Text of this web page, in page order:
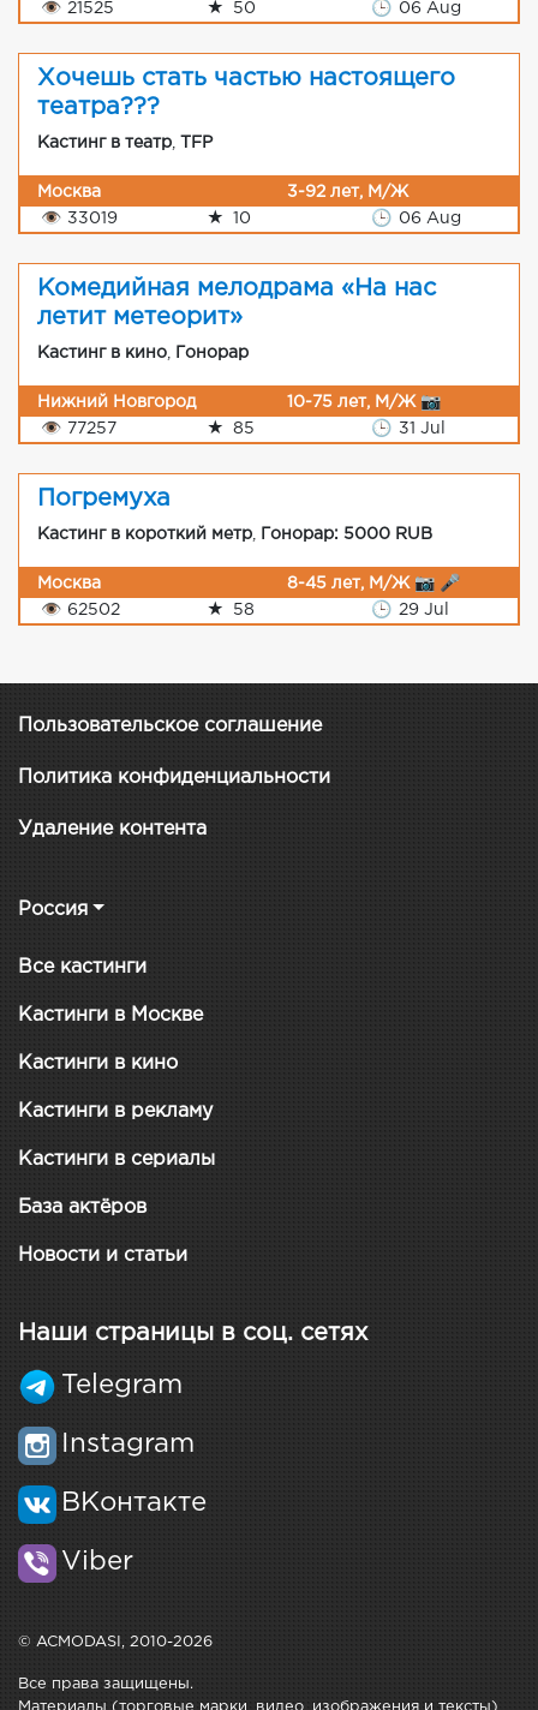
👁 21525 ★ 50 🕒 06 Aug
Хочешь стать частью настоящего
театра???
Кастинг в театр TFP
Москва
3-92 лет, М/Ж
👁 33019 ★ 10 🕒 06 Aug
Комедийная мелодрама «На нас
летит метеорит»
Кастинг в кино Гонорар
Нижний Новгород
10-75 лет, М/Ж 📷
👁
77257 ★ 85 🕒 31 Jul
Погремуха
Кастинг в короткий метр Гонорар: 5000 RUB
Москва
8-45 лет, М/Ж 📷 🎤
👁 62502 ★ 58 🕒 29 Jul
Пользовательское соглашение
Политика конфиденциальности
Удаление контента
Россия
Все кастинги
Кастинги в Москве
Кастинги в кино
Кастинги в рекламу
Кастинги в сериалы
База актёров
Новости и статьи
Наши страницы в соц. сетях
Telegram
Instagram
ВКонтакте
Viber
© ACMODASI, 2010-2026
Все права защищены.
Материалы (торговые марки, видео, изображения и тексты)